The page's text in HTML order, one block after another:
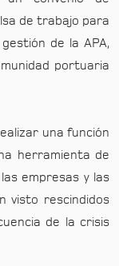
de trabajo para
de la APA,
portuaria
una función
herramienta de
empresas y las
visto rescindidos
de la crisis